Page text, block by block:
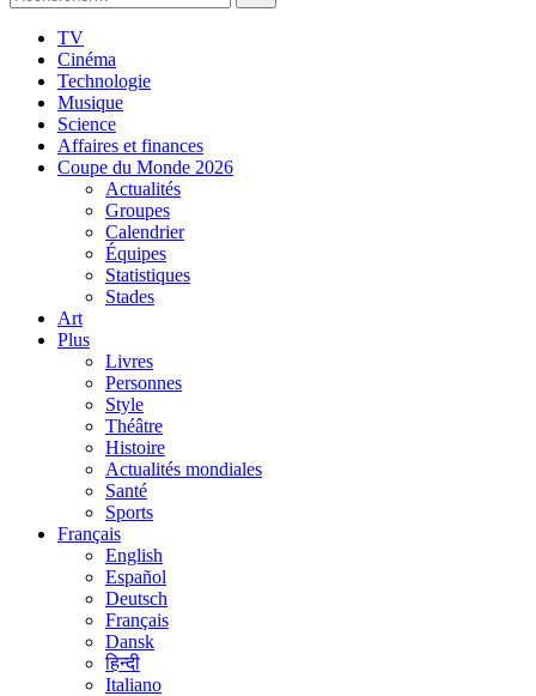
TV
Cinéma
Technologie
Musique
Science
Affaires et finances
Coupe du Monde 2026
Actualités
Groupes
Calendrier
Équipes
Statistiques
Stades
Art
Plus
Livres
Personnes
Style
Théâtre
Histoire
Actualités mondiales
Santé
Sports
Français
English
Español
Deutsch
Français
Dansk
हिन्दी
Italiano